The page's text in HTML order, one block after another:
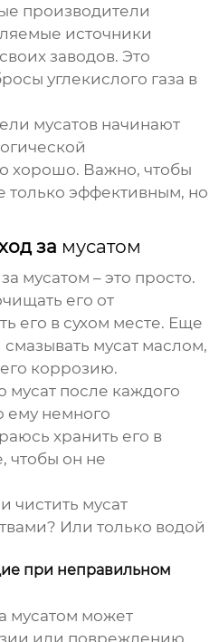
производители
источники
заводов. Это
углекислого газа в
мусатов начинают
хорошо. Важно, чтобы
только эффективным, но
за мусатом
мусатом – это просто.
его от
его в сухом месте. Еще
мусат маслом,
коррозию.
мусат после каждого
ему немного
хранить его в
чтобы он не
чистить мусат
Или только водой
при неправильном
мусатом может